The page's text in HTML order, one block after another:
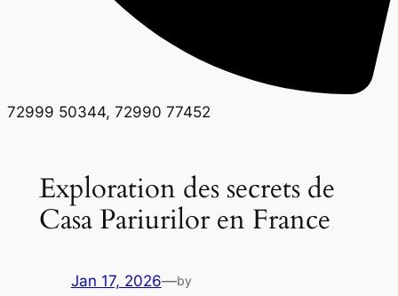
72999 50344, 72990 77452
Exploration des secrets de
Casa Pariurilor en France
Jan 17, 2026—by